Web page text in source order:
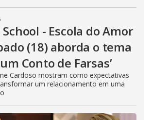
- Escola do Amor
(18) aborda o tema
Conto de Farsas’
Cardoso mostram como expectativas
um relacionamento em uma